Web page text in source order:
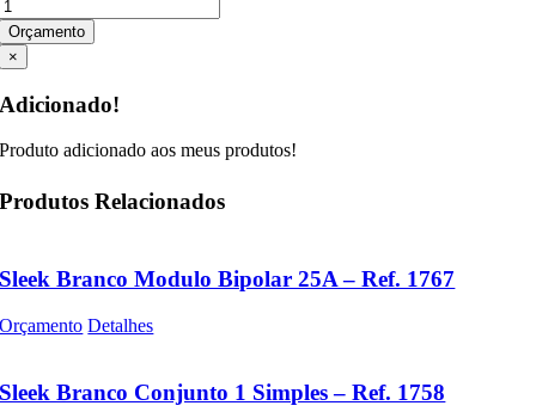
Orçamento
×
Adicionado!
Produto adicionado aos meus produtos!
Produtos Relacionados
Sleek Branco Modulo Bipolar 25A – Ref. 1767
Orçamento Detalhes
Sleek Branco Conjunto 1 Simples – Ref. 1758